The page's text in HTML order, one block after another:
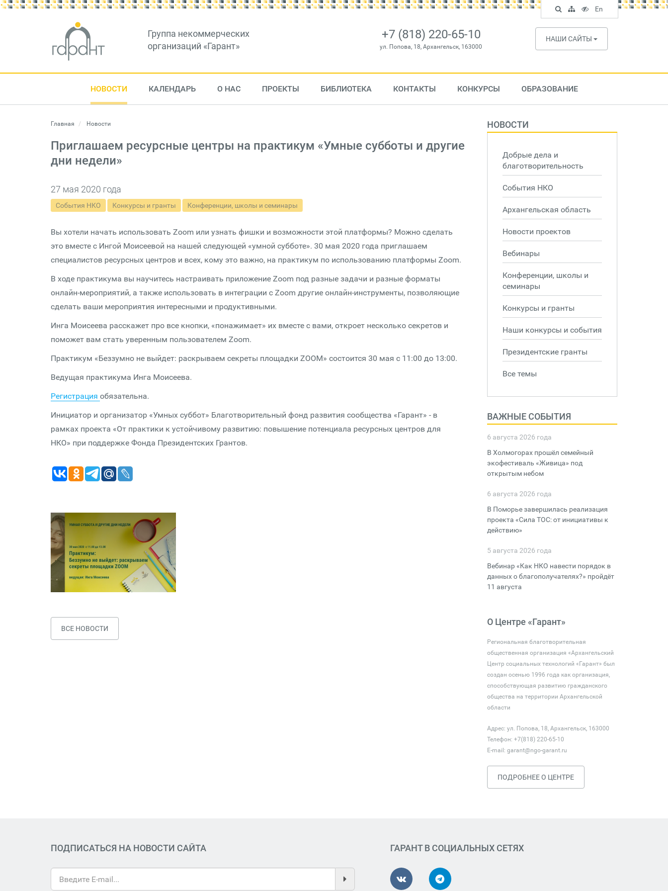
Группа некоммерческих
организаций «Гарант»
+7 (818) 220-65-10
ул. Попова, 18, Архангельск, 163000
НАШИ САЙТЫ
НОВОСТИ КАЛЕНДАРЬ О НАС ПРОЕКТЫ БИБЛИОТЕКА КОНТАКТЫ КОНКУРСЫ ОБРАЗОВАНИЕ
Главная Новости
Приглашаем ресурсные центры на практикум «Умные субботы и другие
дни недели»
27 мая 2020 года
События НКО Конкурсы и гранты Конференции, школы и семинары
Вы хотели начать использовать Zoom или узнать фишки и возможности этой платформы? Можно сделать
это вместе с Ингой Моисеевой на нашей следующей «умной субботе». 30 мая 2020 года приглашаем
специалистов ресурсных центров и всех, кому это важно, на практикум по использованию платформы Zoom.
В ходе практикума вы научитесь настраивать приложение Zoom под разные задачи и разные форматы
онлайн-мероприятий, а также использовать в интеграции с Zoom другие онлайн-инструменты, позволяющие
сделать ваши мероприятия интересными и продуктивными.
Инга Моисеева расскажет про все кнопки, «понажимает» их вместе с вами, откроет несколько секретов и
поможет вам стать уверенным пользователем Zoom.
Практикум «Беззумно не выйдет: раскрываем секреты площадки ZOOM» состоится 30 мая с 11:00 до 13:00.
Ведущая практикума Инга Моисеева.
Регистрация обязательна.
Инициатор и организатор «Умных суббот» Благотворительный фонд развития сообщества «Гарант» - в
рамках проекта «От практики к устойчивому развитию: повышение потенциала ресурсных центров для
НКО» при поддержке Фонда Президентских Грантов.
ВСЕ НОВОСТИ
НОВОСТИ
Добрые дела и
благотворительность
События НКО
Архангельская область
Новости проектов
Вебинары
Конференции, школы и
семинары
Конкурсы и гранты
Наши конкурсы и события
Президентские гранты
Все темы
ВАЖНЫЕ СОБЫТИЯ
6 августа 2026 года
В Холмогорах прошёл семейный
экофестиваль «Живица» под
открытым небом
6 августа 2026 года
В Поморье завершилась реализация
проекта «Сила ТОС: от инициативы к
действию»
5 августа 2026 года
Вебинар «Как НКО навести порядок в
данных о благополучателях?» пройдёт
11 августа
О Центре «Гарант»
Региональная благотворительная
общественная организация «Архангельский
Центр социальных технологий «Гарант» был
создан осенью 1996 года как организация,
способствующая развитию гражданского
общества на территории Архангельской
области
Адрес: ул. Попова, 18, Архангельск, 163000
Телефон: +7(818) 220-65-10
E-mail: garant@ngo-garant.ru
ПОДРОБНЕЕ О ЦЕНТРЕ
ПОДПИСАТЬСЯ НА НОВОСТИ САЙТА ГАРАНТ В СОЦИАЛЬНЫХ СЕТЯХ
Поиск
по
сайту
Карта
сайта
Версия
для
слабовидящих
En
English